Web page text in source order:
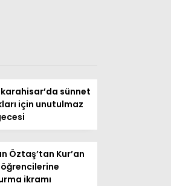
sünnet
için unutulmaz
Öztaş’tan Kur’an
ikramı